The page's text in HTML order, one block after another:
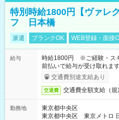
特別時給1800円【ヴァレ
フ 日本橋
派遣 ブランクOK WEB登録・面接
給与
時給1800円 ※ご経験・ス
前払いで給与が受け取れま
交通費別途支給あり
交通費 交通費全額支給（規
勤務地
東京都中央区
東京都中央区 東京メトロ